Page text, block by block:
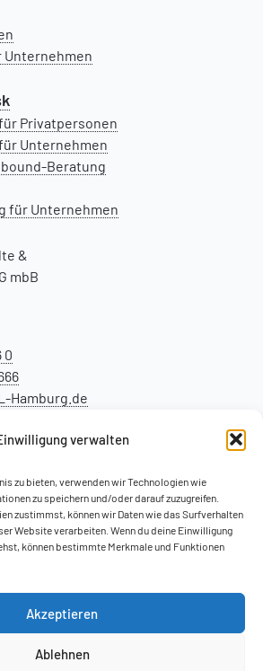
verwalten
zu bieten, verwenden wir Technologien wie
zu speichern und/oder darauf zuzugreifen.
zustimmst, können wir Daten wie das Surfverhalten
Website verarbeiten. Wenn du deine Einwilligung
können bestimmte Merkmale und Funktionen
Akzeptieren
Ablehnen
Privatpersonen
Unternehmen
Beratung
für Unternehmen
&
mbB
0
Hamburg.de